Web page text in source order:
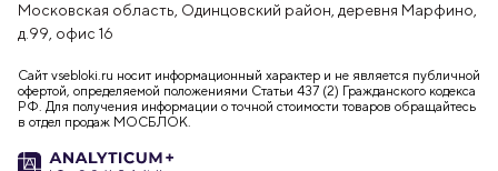
Московская область, Одинцовский район, деревня Марфино,
д.99, офис 16
Сайт vsebloki.ru носит информационный характер и не является публичной
офертой, определяемой положениями Статьи 437 (2) Гражданского кодекса
РФ. Для получения информации о точной стоимости товаров обращайтесь
в отдел продаж МОСБЛОК.